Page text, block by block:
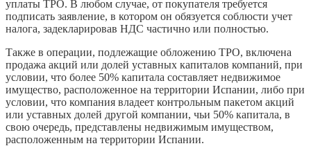
уплаты TPO. В любом случае, от покупателя требуется
подписать заявление, в котором он обязуется соблюсти учет
налога, задекларировав НДС частично или полностью.
Также в операции, подлежащие обложению TPO, включена
продажа акций или долей уставных капиталов компаний, при
условии, что более 50% капитала составляет недвижимое
имущество, расположенное на территории Испании, либо при
условии, что компания владеет контрольным пакетом акций
или уставных долей другой компании, чьи 50% капитала, в
свою очередь, представлены недвижимым имуществом,
расположенным на территории Испании.